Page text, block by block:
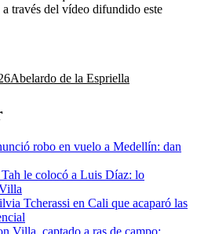
través del vídeo difundido este
Abelardo de la Espriella
robo en vuelo a Medellín: dan
le colocó a Luis Díaz: lo
Tcherassi en Cali que acaparó las